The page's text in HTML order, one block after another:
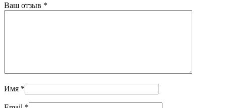
Ваш отзыв *
Имя *